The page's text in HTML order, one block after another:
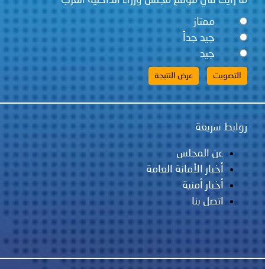
ممتاز
جيد جداً
جيد
روابط سريعة
عن المجلس
أخبار الأمانة العامة
أخبار أمنية
اتصل بنا